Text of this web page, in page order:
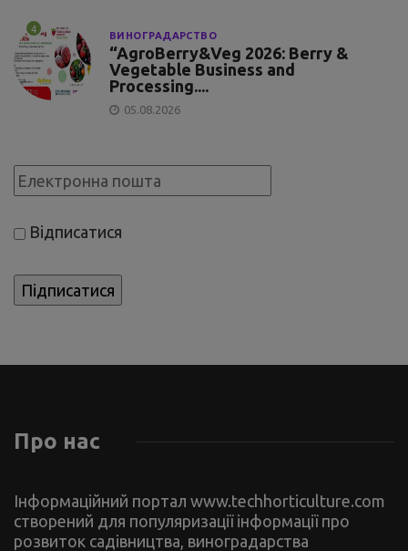
4
ВИНОГРАДАРСТВО
“AgroBerry&Veg 2026: Berry &
Vegetable Business and
Processing....
05.08.2026
Відписатися
Про нас
Інформаційний портал www.techhorticulture.com
створений для популяризації інформації про
розвиток садівництва, виноградарства